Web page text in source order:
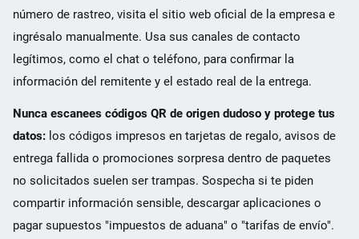
número de rastreo, visita el sitio web oficial de la empresa e
ingrésalo manualmente. Usa sus canales de contacto
legítimos, como el chat o teléfono, para confirmar la
información del remitente y el estado real de la entrega.
Nunca escanees códigos QR de origen dudoso y protege tus
datos: los códigos impresos en tarjetas de regalo, avisos de
entrega fallida o promociones sorpresa dentro de paquetes
no solicitados suelen ser trampas. Sospecha si te piden
compartir información sensible, descargar aplicaciones o
pagar supuestos "impuestos de aduana" o "tarifas de envío".